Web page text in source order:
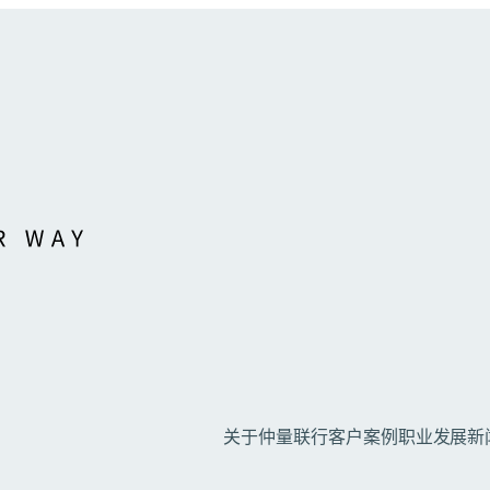
关于仲量联行客户案例职业发展新